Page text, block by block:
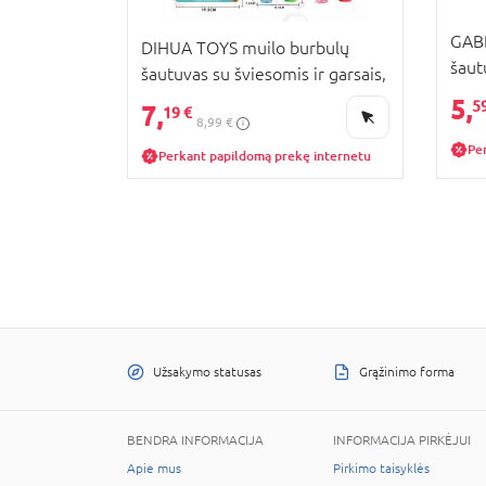
DIHUA TOYS muilo burbulų
šautuvas su šviesomis ir garsais,
7,19 €
8,99 €
Perkant papildomą prekę internetu
5,
Užsakymo statusas Grąžinimo forma
BENDRA INFORMACIJA
Apie mus
INFORMACIJA PIRKĖJUI
Pirkimo taisyklės